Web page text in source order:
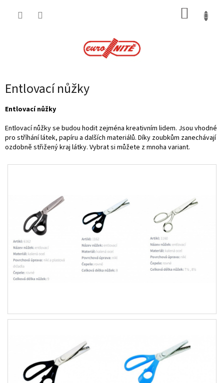
Entlovací nůžky
Entlovací nůžky
Entlovací nůžky se budou hodit zejména kreativním lidem. Jsou vhodné
pro stříhání látek, papíru a dalších materiálů. Díky zoubkům zanechávají
ozdobně střižený kraj látky. Vybrat si můžete z mnoha variant.